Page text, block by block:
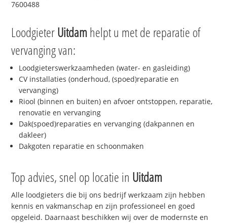
7600488
LoodgieterUitdamhelpt u met de reparatie of
vervanging van:
Loodgieterswerkzaamheden (water- en gasleiding)
CV installaties (onderhoud, (spoed)reparatie en
vervanging)
Riool (binnen en buiten) en afvoer ontstoppen, reparatie,
renovatie en vervanging
Dak(spoed)reparaties en vervanging (dakpannen en
dakleer)
Dakgoten reparatie en schoonmaken
Top advies, snel op locatie in Uitdam
Alle loodgieters die bij ons bedrijf werkzaam zijn hebben
kennis en vakmanschap en zijn professioneel en goed
opgeleid. Daarnaast beschikken wij over de modernste en